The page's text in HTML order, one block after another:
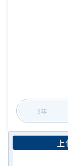
3年
上